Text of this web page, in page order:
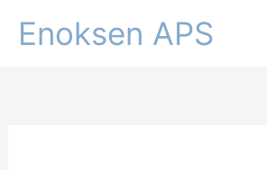
Enoksen APS